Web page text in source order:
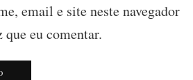
email e site neste navegador
eu comentar.